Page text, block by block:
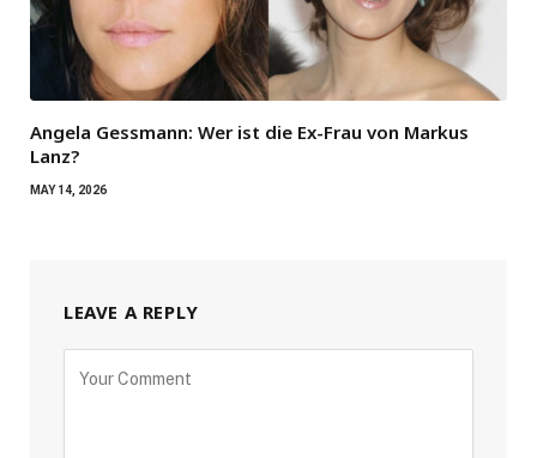
Angela Gessmann: Wer ist die Ex-Frau von Markus
Lanz?
MAY 14, 2026
LEAVE A REPLY